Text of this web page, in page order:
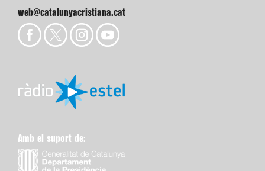
web@catalunyacristiana.cat
Amb el suport de: